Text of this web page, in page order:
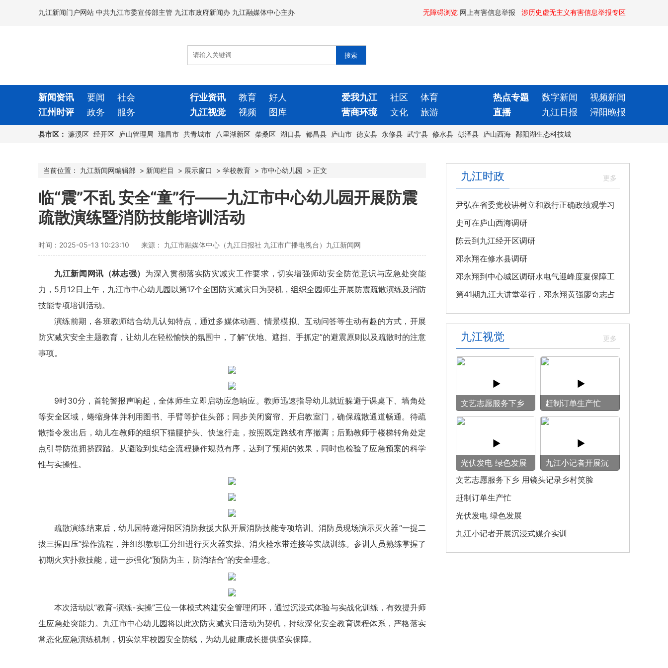
九江新闻门户网站 中共九江市委宣传部主管 九江市政府新闻办 九江融媒体中心主办 无障碍浏览 网上有害信息举报 涉历史虚无主义有害信息举报专区
新闻资讯 要闻 社会 行业资讯 教育 好人 爱我九江 社区 体育 热点专题 数字新闻
视频新闻
江州时评
政务 服务 九江视觉 视频 图库 营商环境 文化 旅游 直播 九江日报 浔阳晚报
县市区： 濂溪区 经开区 庐山管理局 瑞昌市 共青城市 八里湖新区 柴桑区 湖口县 都昌县 庐山市 德安县 永修县 武宁县 修水县 彭泽县 庐山西海 鄱阳湖生态科技城
当前位置： 九江新闻网编辑部 > 新闻栏目 > 展示窗口 > 学校教育 > 市中心幼儿园 > 正文
临“震”不乱 安全“童”行——九江市中心幼儿园开展防震
疏散演练暨消防技能培训活动
时间：2025-05-13 10:23:10 来源： 九江市融媒体中心（九江日报社 九江市广播电视台）九江新闻网
九江新闻网讯（林志强） 为深入贯彻落实防灾减灾工作要求，切实增强师幼安全防范意识与应急处突能
力，5月12日上午，九江市中心幼儿园以第17个全国防灾减灾日为契机，组织全园师生开展防震疏散演练及消防
技能专项培训活动。
演练前期，各班教师结合幼儿认知特点，通过多媒体动画、情景模拟、互动问答等生动有趣的方式，开展
防灾减灾安全主题教育，让幼儿在轻松愉快的氛围中，了解“伏地、遮挡、手抓定”的避震原则以及疏散时的注意
事项。
9时30分，首轮警报声响起，全体师生立即启动应急响应。教师迅速指导幼儿就近躲避于课桌下、墙角处
等安全区域，蜷缩身体并利用图书、手臂等护住头部；同步关闭窗帘、开启教室门，确保疏散通道畅通。待疏
散指令发出后，幼儿在教师的组织下猫腰护头、快速行走，按照既定路线有序撤离；后勤教师于楼梯转角处定
点引导防范拥挤踩踏。从避险到集结全流程操作规范有序，达到了预期的效果，同时也检验了应急预案的科学
性与实操性。
疏散演练结束后，幼儿园特邀浔阳区消防救援大队开展消防技能专项培训。消防员现场演示灭火器“一提二
拔三握四压”操作流程，并组织教职工分组进行灭火器实操、消火栓水带连接等实战训练。参训人员熟练掌握了
初期火灾扑救技能，进一步强化“预防为主，防消结合”的安全理念。
本次活动以“教育-演练-实操”三位一体模式构建安全管理闭环，通过沉浸式体验与实战化训练，有效提升师
生应急处突能力。九江市中心幼儿园将以此次防灾减灾日活动为契机，持续深化安全教育课程体系，严格落实
常态化应急演练机制，切实筑牢校园安全防线，为幼儿健康成长提供坚实保障。
九江时政
尹弘在省委党校讲树立和践行正确政绩观学习
教育专题党课
史可在庐山西海调研
陈云到九江经开区调研
邓永翔在修水县调研
邓永翔到中心城区调研水电气迎峰度夏保障工
作
第41期九江大讲堂举行，邓永翔黄强廖奇志占
勇出席
九江视觉
文艺志愿服务下乡
用镜头记录乡村笑
赶制订单生产忙
光伏发电 绿色发展
九江小记者开展沉
浸式媒介实训
文艺志愿服务下乡 用镜头记录乡村笑脸
赶制订单生产忙
光伏发电 绿色发展
九江小记者开展沉浸式媒介实训